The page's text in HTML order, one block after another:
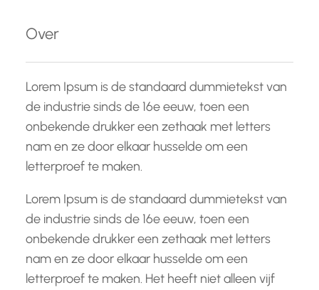
n
Over
Lorem Ipsum is de standaard dummietekst van
de industrie sinds de 16e eeuw, toen een
onbekende drukker een zethaak met letters
nam en ze door elkaar husselde om een
letterproef te maken.
Lorem Ipsum is de standaard dummietekst van
de industrie sinds de 16e eeuw, toen een
onbekende drukker een zethaak met letters
nam en ze door elkaar husselde om een
letterproef te maken. Het heeft niet alleen vijf